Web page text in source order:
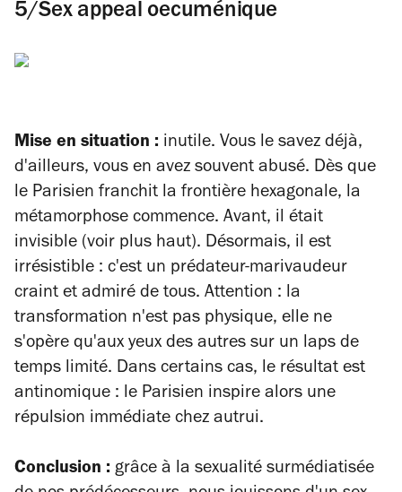
5/Sex appeal oecuménique
Mise en situation : inutile. Vous le savez déjà,
d'ailleurs, vous en avez souvent abusé. Dès que
le Parisien franchit la frontière hexagonale, la
métamorphose commence. Avant, il était
invisible (voir plus haut). Désormais, il est
irrésistible : c'est un prédateur-marivaudeur
craint et admiré de tous. Attention : la
transformation n'est pas physique, elle ne
s'opère qu'aux yeux des autres sur un laps de
temps limité. Dans certains cas, le résultat est
antinomique : le Parisien inspire alors une
répulsion immédiate chez autrui.
Conclusion : grâce à la sexualité surmédiatisée